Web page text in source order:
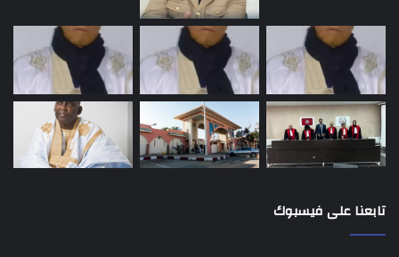
تابعنا على فيسبوك